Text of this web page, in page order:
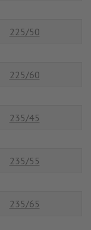
225/50
225/60
235/45
235/55
235/65